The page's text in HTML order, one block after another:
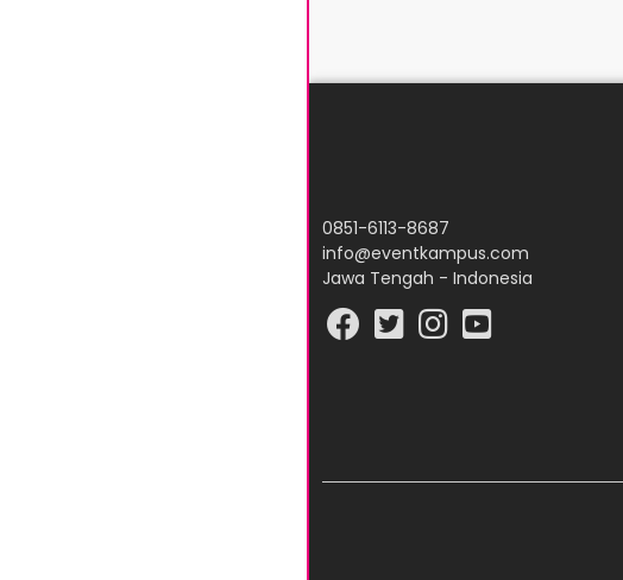
0851-6113-8687
info@eventkampus.com
Jawa Tengah - Indonesia